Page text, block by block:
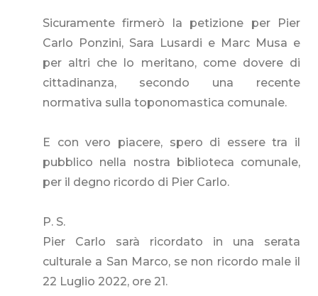
Sicuramente firmerò la petizione per Pier
Carlo Ponzini, Sara Lusardi e Marc Musa e
per altri che lo meritano, come dovere di
cittadinanza, secondo una recente
normativa sulla toponomastica comunale.
E con vero piacere, spero di essere tra il
pubblico nella nostra biblioteca comunale,
per il degno ricordo di Pier Carlo.
P. S.
Pier Carlo sarà ricordato in una serata
culturale a San Marco, se non ricordo male il
22 Luglio 2022, ore 21.